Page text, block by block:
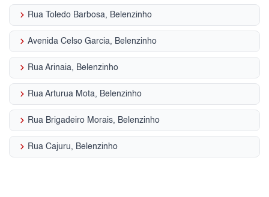
keyboard_arrow_right Rua Toledo Barbosa, Belenzinho
keyboard_arrow_right Avenida Celso Garcia, Belenzinho
keyboard_arrow_right Rua Arinaia, Belenzinho
keyboard_arrow_right Rua Arturua Mota, Belenzinho
keyboard_arrow_right Rua Brigadeiro Morais, Belenzinho
keyboard_arrow_right Rua Cajuru, Belenzinho